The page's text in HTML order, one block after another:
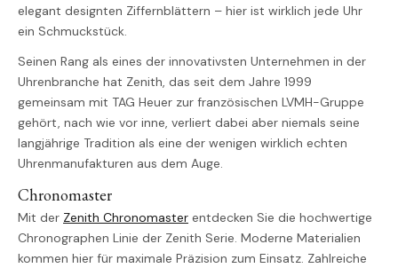
elegant designten Ziffernblättern – hier ist wirklich jede Uhr
ein Schmuckstück.
Seinen Rang als eines der innovativsten Unternehmen in der
Uhrenbranche hat Zenith, das seit dem Jahre 1999
gemeinsam mit TAG Heuer zur französischen LVMH-Gruppe
gehört, nach wie vor inne, verliert dabei aber niemals seine
langjährige Tradition als eine der wenigen wirklich echten
Uhrenmanufakturen aus dem Auge.
Chronomaster
Mit der Zenith Chronomaster entdecken Sie die hochwertige
Chronographen Linie der Zenith Serie. Moderne Materialien
kommen hier für maximale Präzision zum Einsatz. Zahlreiche